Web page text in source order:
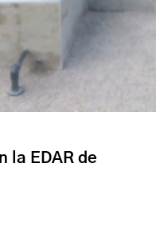
la EDAR de